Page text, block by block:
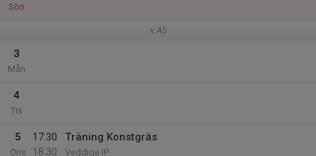
Sön
v.45
3
Mån
4
Tis
5
Ons
17:30
18:30
Träning Konstgräs
Veddige IP